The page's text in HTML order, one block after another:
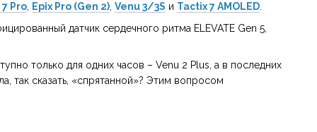
Pro, Epix Pro (Gen 2), Venu 3/3S и Tactix 7 AMOLED.
датчик сердечного ритма ELEVATE Gen 5,
только для одних часов – Venu 2 Plus, а в последних
так сказать, «спрятанной»? Этим вопросом